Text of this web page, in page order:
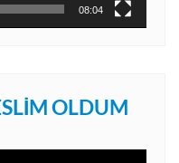
08:04
OLDUM